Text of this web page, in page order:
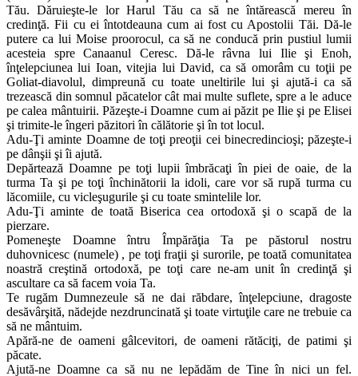
Tău. Dăruieşte-le lor Harul Tău ca să ne întărească mereu în
credinţă. Fii cu ei întotdeauna cum ai fost cu Apostolii Tăi. Dă-le
putere ca lui Moise proorocul, ca să ne conducă prin pustiul lumii
acesteia spre Canaanul Ceresc. Dă-le râvna lui Ilie şi Enoh,
înţelepciunea lui Ioan, vitejia lui David, ca să omorâm cu toţii pe
Goliat-diavolul, dimpreună cu toate uneltirile lui şi ajută-i ca să
trezească din somnul păcatelor cât mai multe suflete, spre a le aduce
pe calea mântuirii. Păzeşte-i Doamne cum ai păzit pe Ilie şi pe Elisei
şi trimite-le îngeri păzitori în călătorie şi în tot locul.
Adu-Ţi aminte Doamne de toţi preoţii cei binecredincioşi; păzeşte-i
pe dânşii şi îi ajută.
Depărtează Doamne pe toţi lupii îmbrăcaţi în piei de oaie, de la
turma Ta şi pe toţi închinătorii la idoli, care vor să rupă turma cu
lăcomiile, cu vicleşugurile şi cu toate smintelile lor.
Adu-Ţi aminte de toată Biserica cea ortodoxă şi o scapă de la
pierzare.
Pomeneşte Doamne întru Împărăţia Ta pe păstorul nostru
duhovnicesc (numele) , pe toţi fraţii şi surorile, pe toată comunitatea
noastră creştină ortodoxă, pe toţi care ne-am unit în credinţă şi
ascultare ca să facem voia Ta.
Te rugăm Dumnezeule să ne dai răbdare, înţelepciune, dragoste
desăvârşită, nădejde nezdruncinată şi toate virtuţile care ne trebuie ca
să ne mântuim.
Apără-ne de oameni gâlcevitori, de oameni rătăciţi, de patimi şi
păcate.
Ajută-ne Doamne ca să nu ne lepădăm de Tine în nici un fel.